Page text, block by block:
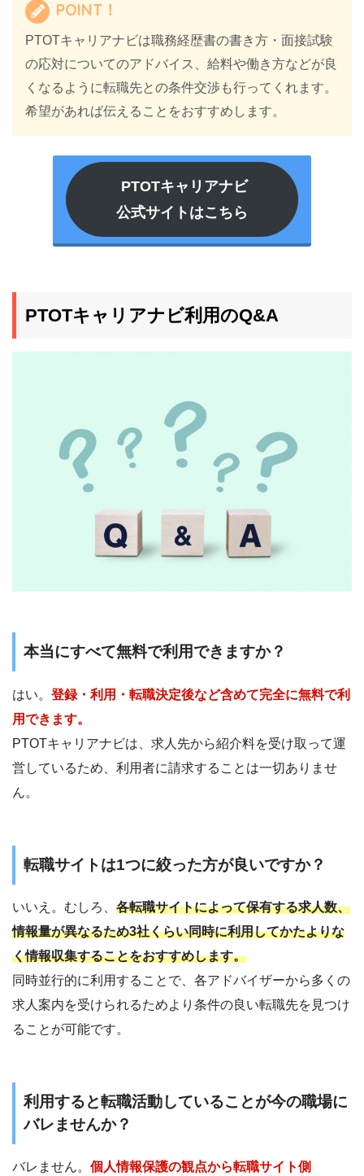
POINT！
PTOTキャリアナビは職務経歴書の書き方・面接試験
の応対についてのアドバイス、給料や働き方などが良
くなるように転職先との条件交渉も行ってくれます。
希望があれば伝えることをおすすめします。
PTOTキャリアナビ
公式サイトはこちら
PTOTキャリアナビ利用のQ&A
本当にすべて無料で利用できますか？
はい。 登録・利用・転職決定後など含めて完全に無料で利
用できます。
PTOTキャリアナビは、求人先から紹介料を受け取って運
営しているため、利用者に請求することは一切ありませ
ん。
転職サイトは1つに絞った方が良いですか？
いいえ。むしろ、 各転職サイトによって保有する求人数、
情報量が異なるため3社くらい同時に利用してかたよりな
く情報収集することをおすすめします。
同時並行的に利用することで、各アドバイザーから多くの
求人案内を受けられるためより条件の良い転職先を見つけ
ることが可能です。
利用すると転職活動していることが今の職場に
バレませんか？
バレません。 個人情報保護の観点から転職サイト側